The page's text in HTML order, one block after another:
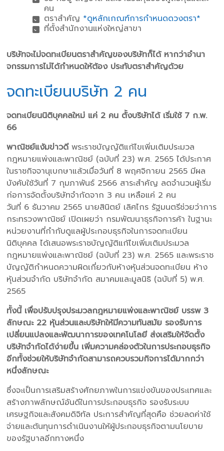
คน
ตราสําคัญ *ดูหลักเกณฑ์การกําหนดดวงตรา*
ที่ตั้งสํานักงานแห่งใหญ่สาขา
บริษัทจะไม่จดทะเบียนตราสําคัญของบริษัทก็ได้ หากว่าอํานา
จกรรมการไม่ได้กําหนดให้ต้อง ประทับตราสําคัญด้วย
จดทะเบียนบริษัท 2 คน
จดทะเบียนนิติบุคคลใหม่ แค่ 2 คน ตั้งบริษัทได้ เริ่มใช้ 7 ก.พ.
66
พาณิชย์แง้มข่าวดีพระราชบัญญัติแก้ไขเพิ่มเติมประมวล
กฎหมายแพ่งและพาณิชย์ (ฉบับที่ 23) พ.ศ. 2565 ได้ประกาศ
ในราชกิจจานุเบกษาแล้วเมื่อวันที่ 8 พฤศจิกายน 2565 มีผล
บังคับใช้วันที่ 7 กุมภาพันธ์ 2566 สาระสำคัญ ลดจำนวนผู้เริ่ม
ก่อการจัดตั้งบริษัทจำกัดจาก 3 คน เหลือแค่ 2 คน
วันที่ 6 ธันวาคม 2565 นายสินิตย์ เลิศไกร รัฐมนตรีช่วยว่าการ
กระทรวงพาณิชย์ เปิดเผยว่า กรมพัฒนาธุรกิจการค้า ในฐานะ
หน่วยงานที่กำกับดูแลผู้ประกอบธุรกิจในการจดทะเบียน
นิติบุคคล ได้เสนอพระราชบัญญัติแก้ไขเพิ่มเติมประมวล
กฎหมายแพ่งและพาณิชย์ (ฉบับที่ 23) พ.ศ. 2565 และพระราช
บัญญัติกำหนดความผิดเกี่ยวกับห้างหุ้นส่วนจดทะเบียน ห้าง
หุ้นส่วนจำกัด บริษัทจำกัด สมาคมและมูลนิธิ (ฉบับที่ 5) พ.ศ.
2565
ทั้งนี้ เพื่อปรับปรุงประมวลกฎหมายแพ่งและพาณิชย์ บรรพ 3
ลักษณะ 22 หุ้นส่วนและบริษัทให้มีความทันสมัย รองรับการ
เปลี่ยนแปลงและพัฒนาการของเทคโนโลยี ส่งเสริมให้จัดตั้ง
บริษัทจำกัดได้ง่ายขึ้น เพิ่มความคล่องตัวในการประกอบธุรกิจ
อีกทั้งช่วยให้บริษัทจำกัดสามารถควบรวมกิจการได้มากกว่า
หนึ่งลักษณะ
ซึ่งจะเป็นการเสริมสร้างศักยภาพในการแข่งขันของประเทศและ
สร้างภาพลักษณ์อันดีในการประกอบธุรกิจ รองรับระบบ
เศรษฐกิจและสังคมดิจิทัล ประการสำคัญที่สุดคือ ช่วยลดค่าใช้
จ่ายและต้นทุนการดำเนินงานให้ผู้ประกอบธุรกิจตามนโยบาย
ของรัฐบาลอีกทางหนึ่ง